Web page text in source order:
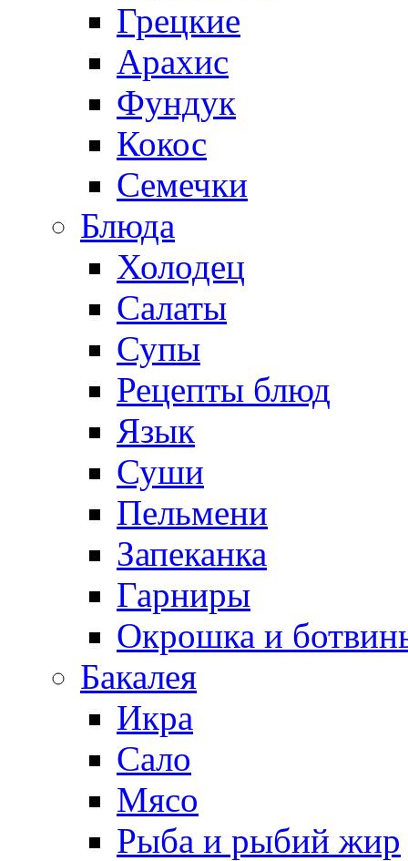
Грецкие
Арахис
Фундук
Кокос
Семечки
Блюда
Холодец
Салаты
Супы
Рецепты блюд
Язык
Суши
Пельмени
Запеканка
Гарниры
Окрошка и
Бакалея
Икра
Сало
Мясо
Рыба и рыбий жир